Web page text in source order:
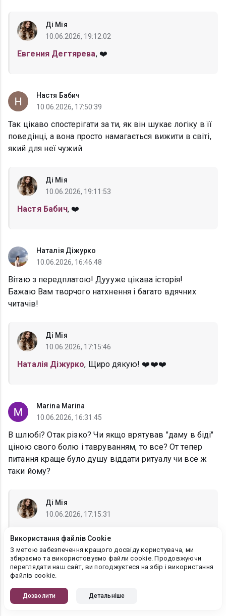
Ді Мія
10.06.2026, 19:12:02
Евгения Дегтярева, ❤️
Настя Бабич
10.06.2026, 17:50:39
Так цікаво спостерігати за ти, як він шукає логіку в її
поведінці, а вона просто намагається вижити в світі,
який для неї чужий
Ді Мія
10.06.2026, 19:11:53
Настя Бабич, ❤️
Наталія Діжурко
10.06.2026, 16:46:48
Вітаю з передплатою! Дуууже цікава історія!
Бажаю Вам творчого натхнення і багато вдячних
читачів!
Ді Мія
10.06.2026, 17:15:46
Наталія Діжурко, Щиро дякую! ❤️❤️❤️
Marina Marina
10.06.2026, 16:31:45
В шлюбі? Отак різко? Чи якщо врятував "даму в біді"
ціною свого болю і тавруванням, то все? От тепер
питання краще було душу віддати ритуалу чи все ж
таки йому?
Ді Мія
10.06.2026, 17:15:31
Светлана
Вітаю з передплатою! Успіху книзі
Використання файлів Cookie
З метою забезпечення кращого досвіду користувача, ми
збираємо та використовуємо файли cookie. Продовжуючи
переглядати наш сайт, ви погоджуєтеся на збір і використання
файлів cookie.
Дозволити Детальніше